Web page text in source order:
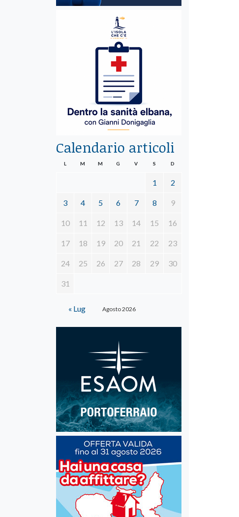
Calendario articoli
Agosto 2026
L M M G V S D
1 2
3 4 5 6 7 8 9
10 11 12 13 14 15 16
17 18 19 20 21 22 23
24 25 26 27 28 29 30
31
« Lug